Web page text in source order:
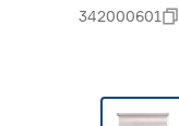
342000601